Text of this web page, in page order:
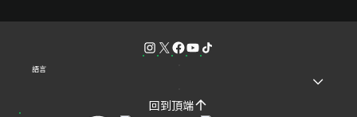
語言
回到頂端